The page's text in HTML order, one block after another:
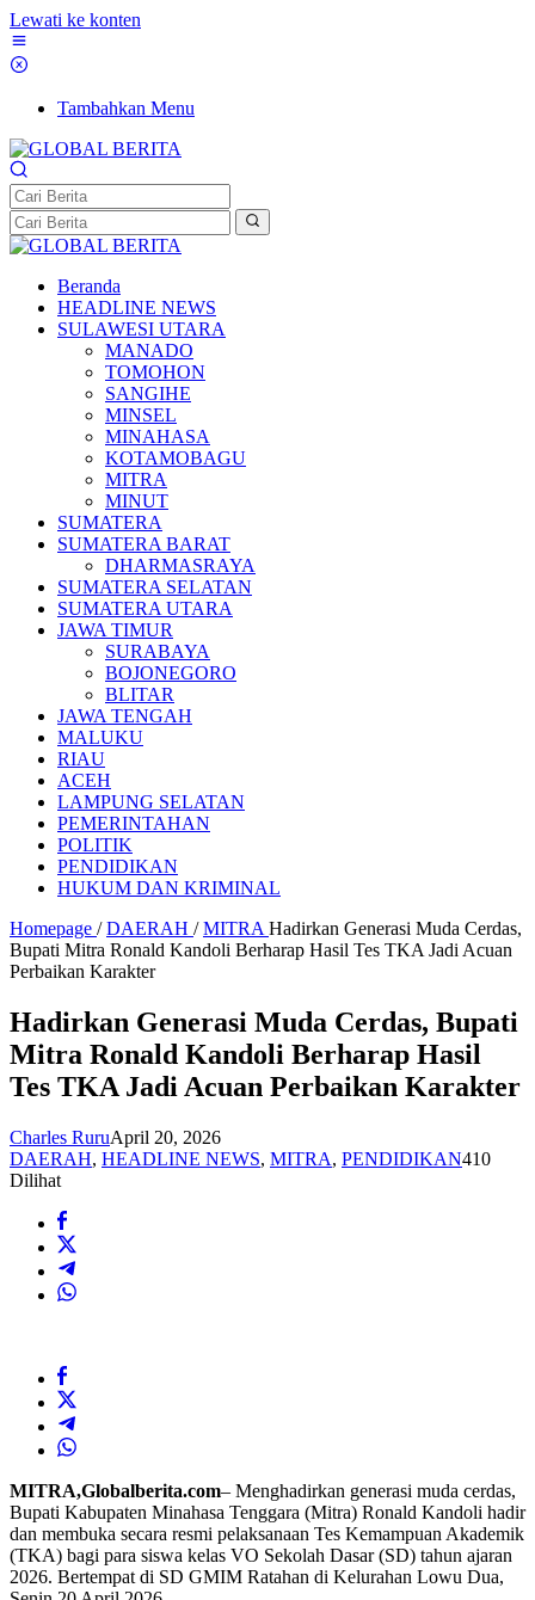
Lewati ke konten
Tambahkan Menu
Beranda
HEADLINE NEWS
SULAWESI UTARA
MANADO
TOMOHON
SANGIHE
MINSEL
MINAHASA
KOTAMOBAGU
MITRA
MINUT
SUMATERA
SUMATERA BARAT
DHARMASRAYA
SUMATERA SELATAN
SUMATERA UTARA
JAWA TIMUR
SURABAYA
BOJONEGORO
BLITAR
JAWA TENGAH
MALUKU
RIAU
ACEH
LAMPUNG SELATAN
PEMERINTAHAN
POLITIK
PENDIDIKAN
HUKUM DAN KRIMINAL
Homepage / DAERAH / MITRA Hadirkan Generasi Muda Cerdas,
Bupati Mitra Ronald Kandoli Berharap Hasil Tes TKA Jadi Acuan
Perbaikan Karakter
Hadirkan Generasi Muda Cerdas, Bupati
Mitra Ronald Kandoli Berharap Hasil
Tes TKA Jadi Acuan Perbaikan Karakter
Charles RuruApril 20, 2026
DAERAH, HEADLINE NEWS, MITRA, PENDIDIKAN410
Dilihat
MITRA,Globalberita.com– Menghadirkan generasi muda cerdas,
Bupati Kabupaten Minahasa Tenggara (Mitra) Ronald Kandoli hadir
dan membuka secara resmi pelaksanaan Tes Kemampuan Akademik
(TKA) bagi para siswa kelas VO Sekolah Dasar (SD) tahun ajaran
2026. Bertempat di SD GMIM Ratahan di Kelurahan Lowu Dua,